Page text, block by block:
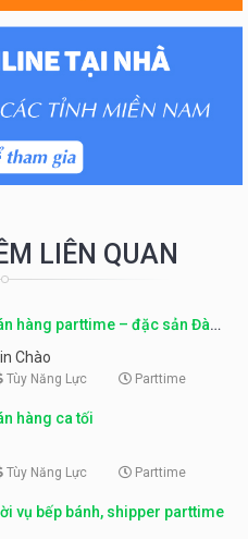
LIÊN QUAN
hàng parttime – đặc sản Đà
Chào
Tùy Năng Lực Parttime
hàng ca tối
Tùy Năng Lực Parttime
vụ bếp bánh, shipper parttime